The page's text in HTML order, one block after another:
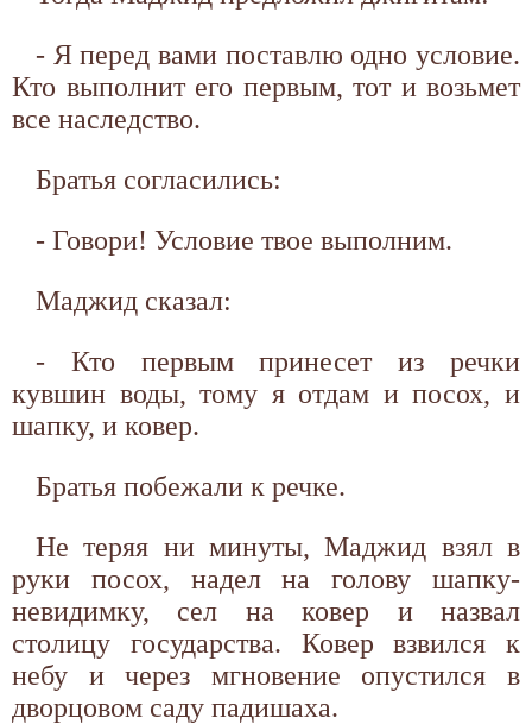
- Я перед вами поставлю одно условие.
Кто выполнит его первым, тот и возьмет
все наследство.
Братья согласились:
- Говори! Условие твое выполним.
Маджид сказал:
- Кто первым принесет из речки
кувшин воды, тому я отдам и посох, и
шапку, и ковер.
Братья побежали к речке.
Не теряя ни минуты, Маджид взял в
руки посох, надел на голову шапку-
невидимку, сел на ковер и назвал
столицу государства. Ковер взвился к
небу и через мгновение опустился в
дворцовом саду падишаха.